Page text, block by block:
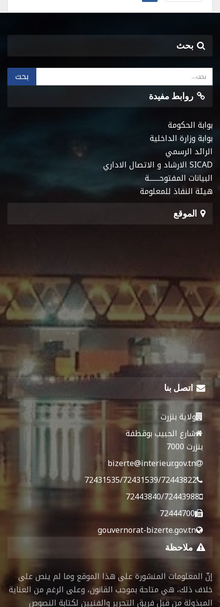
بحث
روابط مفيدة
بوابة الحكومة
بوابة وزارة الداخلية
الرائد الرسمي
SICAD الارشاد و الاتصال الاداري
البيانات المفتوحـــــــة
هيئة النفاذ للمعلومة
الموقع
اتصل بنا
ولاية بنزرت
شارع الحبيب بوقطفة
بنزرت 7000
bizerte@interieur.gov.tn
72431535/72431539/72443822
72443840/72443988
72444700
gouvernorat-bizerte.gov.tn
ملاحظة
إنّ المعلومات المنشورة على هذا الموقع وما لم ينص على
خلاف ذلك، هي متاحة بموجب القانون، وعلى الرغم من العناية
المبذولة من قبل فريق التحرير والفنيين لكتابة النصوص